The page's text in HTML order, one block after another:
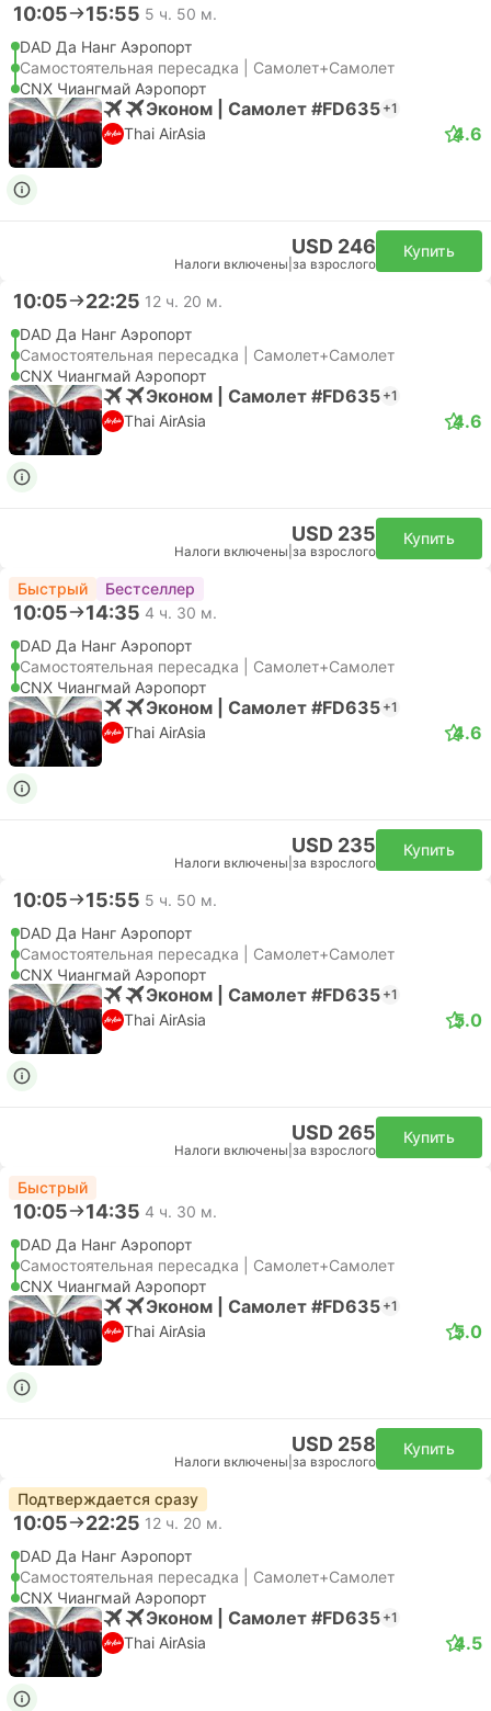
10:05 15:55 5 ч. 50 м.
DAD Да Нанг Аэропорт
Самостоятельная пересадка | Самолет+Самолет
CNX Чиангмай Аэропорт
Эконом | Самолет #FD635 +1
Thai AirAsia 4.6
USD 246
Налоги включены за взрослого
Купить
10:05 22:25 12 ч. 20 м.
DAD Да Нанг Аэропорт
Самостоятельная пересадка | Самолет+Самолет
CNX Чиангмай Аэропорт
Эконом | Самолет #FD635 +1
Thai AirAsia 4.6
USD 235
Налоги включены за взрослого
Купить
Быстрый Бестселлер
10:05 14:35 4 ч. 30 м.
DAD Да Нанг Аэропорт
Самостоятельная пересадка | Самолет+Самолет
CNX Чиангмай Аэропорт
Эконом | Самолет #FD635 +1
Thai AirAsia 4.6
USD 235
Налоги включены за взрослого
Купить
10:05 15:55 5 ч. 50 м.
DAD Да Нанг Аэропорт
Самостоятельная пересадка | Самолет+Самолет
CNX Чиангмай Аэропорт
Эконом | Самолет #FD635 +1
Thai AirAsia 5.0
USD 265
Налоги включены за взрослого
Купить
Быстрый
10:05 14:35 4 ч. 30 м.
DAD Да Нанг Аэропорт
Самостоятельная пересадка | Самолет+Самолет
CNX Чиангмай Аэропорт
Эконом | Самолет #FD635 +1
Thai AirAsia 5.0
USD 258
Налоги включены за взрослого
Купить
Подтверждается сразу
10:05 22:25 12 ч. 20 м.
DAD Да Нанг Аэропорт
Самостоятельная пересадка | Самолет+Самолет
CNX Чиангмай Аэропорт
Эконом | Самолет #FD635 +1
Thai AirAsia 4.5